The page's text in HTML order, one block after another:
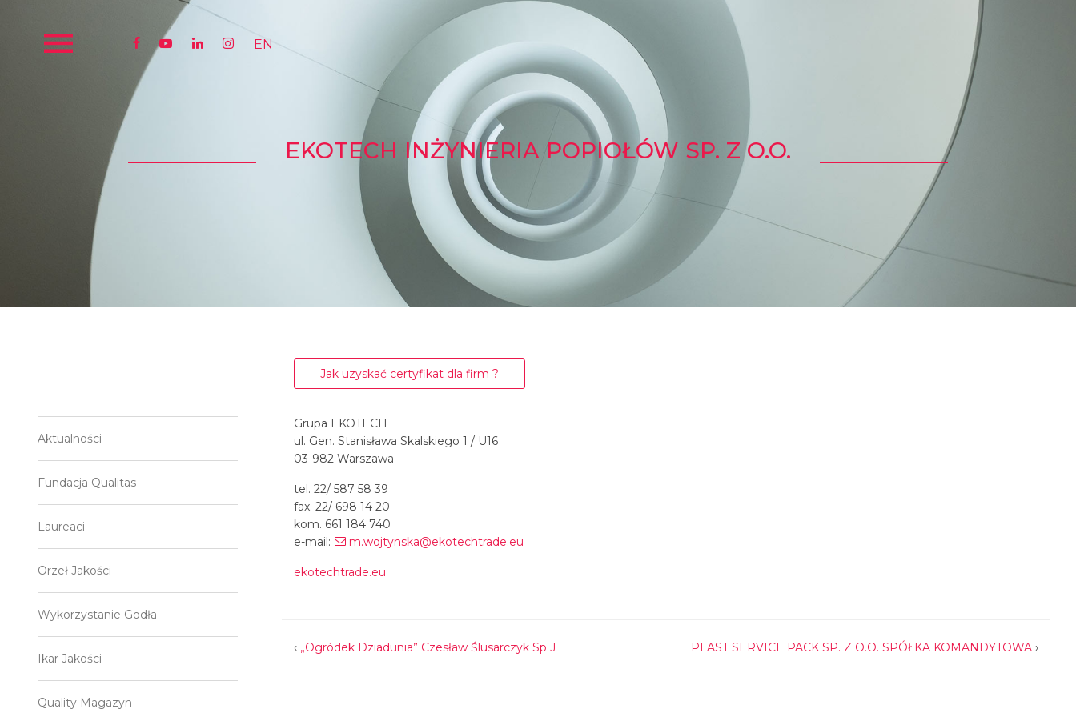
    EN
EKOTECH INŻYNIERIA POPIOŁÓW SP. Z O.O.
Jak uzyskać certyfikat dla firm ?
Grupa EKOTECH
ul. Gen. Stanisława Skalskiego 1 / U16
03-982 Warszawa
tel. 22/ 587 58 39
fax. 22/ 698 14 20
kom. 661 184 740
e-mail:
m.wojtynska@ekotechtrade.eu
ekotechtrade.eu
‹ „Ogródek Dziadunia” Czesław Ślusarczyk Sp J PLAST SERVICE PACK SP. Z O.O. SPÓŁKA KOMANDYTOWA ›
Aktualności
Fundacja Qualitas
Laureaci
Orzeł Jakości
Wykorzystanie Godła
Ikar Jakości
Quality Magazyn